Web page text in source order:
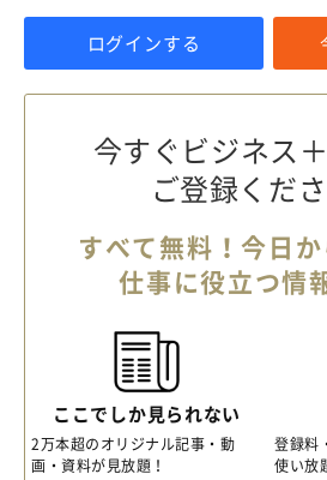
ログインする
今すぐビジネス
ご登録くださ
すべて無料！今日か
仕事に役立つ情
ここでしか見られない
2万本超のオリジナル記事・動
画・資料が見放題！
登録料
使い放